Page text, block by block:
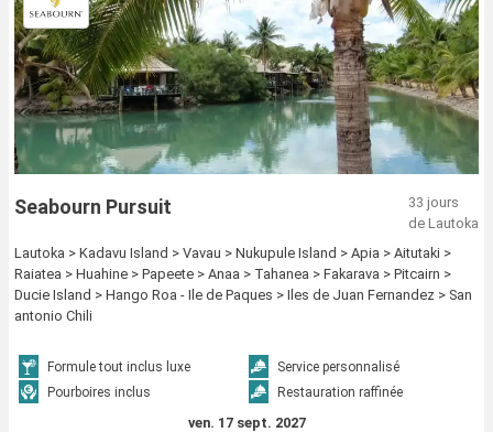
Seabourn Pursuit
33 jours
de Lautoka
Lautoka > Kadavu Island > Vavau > Nukupule Island > Apia > Aitutaki >
Raiatea > Huahine > Papeete > Anaa > Tahanea > Fakarava > Pitcairn >
Ducie Island > Hango Roa - Ile de Paques > Iles de Juan Fernandez > San
antonio Chili
Formule tout inclus luxe
Service personnalisé
Pourboires inclus
Restauration raffinée
ven. 17 sept. 2027